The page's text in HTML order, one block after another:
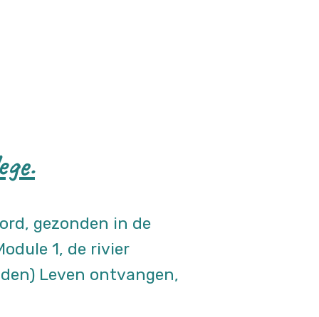
gezonden in de
1, de rivier
Leven ontvangen,